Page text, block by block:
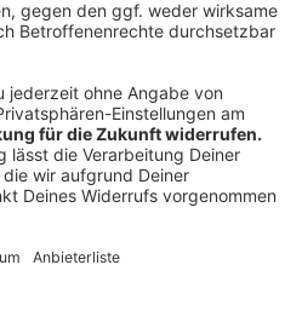
ist. Dann Petersilie
by Nelson Müller: